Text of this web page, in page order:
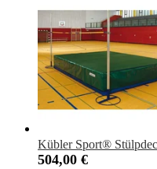
Kübler Sport®
504,00 €